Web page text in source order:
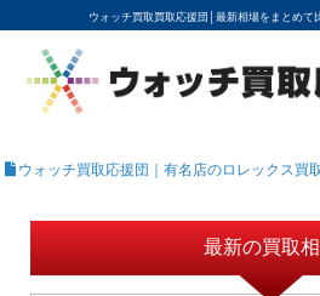
ウォッチ買取買取応援団│ 最新相場をまとめて
YouTubeで動画を公開中
ROLEXモデル名から買取相場を
高級時計ブランド名から買取相場
地域から買取店を探す
店舗名から買取店を探す
ブランド時計を高く売る方法
買取査定を依頼する
ウォッチ買取応援団｜有名店のロレックス買
最新の買取